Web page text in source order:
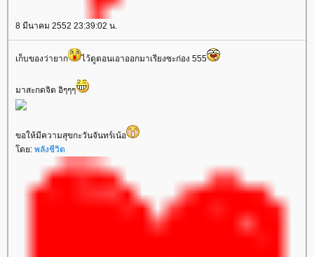
8 มีนาคม 2552 23:39:02 น.
เก็บของว่ายาก ไว้ดูตอนเอาออกมาเรียงซะก่อง 555
มาสะกดจิต อิๆๆๆ
ขอให้มีความสุขกะวันจันทร์เน้อ
ดย: พลังชีวิต